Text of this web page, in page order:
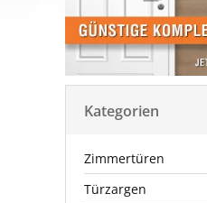
Kategorien
Zimmertüren
Türzargen